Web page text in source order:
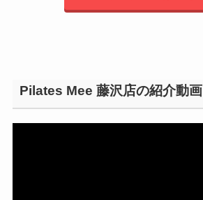
Pilates Mee 藤沢店の紹介動画